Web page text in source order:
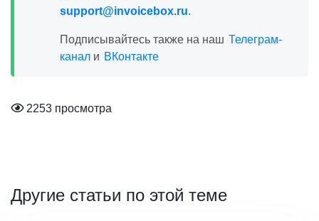
support@invoicebox.ru.
Подписывайтесь также на наш Телеграм-
канал и ВКонтакте
2253 просмотра
Другие статьи по этой теме